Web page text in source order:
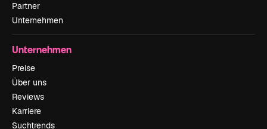
Partner
Unternehmen
Unternehmen
Preise
Über uns
Reviews
Karriere
Suchtrends